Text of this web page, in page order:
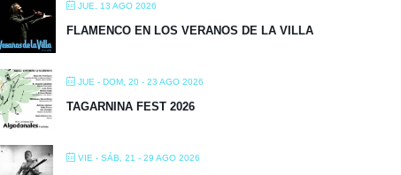
JUE, 13 AGO 2026
FLAMENCO EN LOS VERANOS DE LA VILLA
JUE - DOM, 20 - 23 AGO 2026
TAGARNINA FEST 2026
VIE - SÁB, 21 - 29 AGO 2026